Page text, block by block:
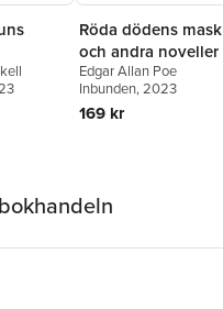
Röda dödens mask
och andra noveller
Edgar Allan Poe
Inbunden, 2023
169 kr